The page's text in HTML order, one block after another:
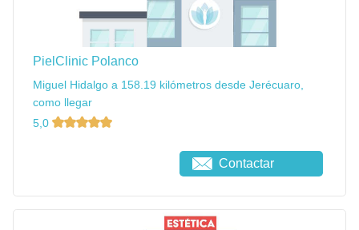
PielClinic Polanco
Miguel Hidalgo a 158.19 kilómetros desde Jerécuaro,
como llegar
5,0
Contactar